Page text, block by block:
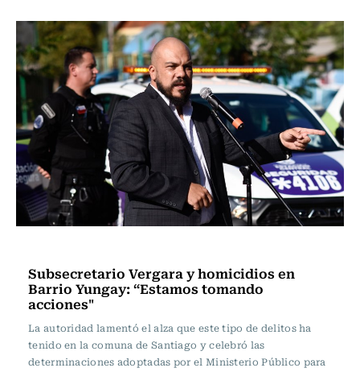
Subsecretario Vergara y homicidios en
Barrio Yungay: “Estamos tomando
acciones"
La autoridad lamentó el alza que este tipo de delitos ha
tenido en la comuna de Santiago y celebró las
determinaciones adoptadas por el Ministerio Público para